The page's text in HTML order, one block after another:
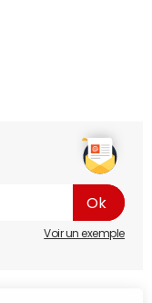
Voir un exemple